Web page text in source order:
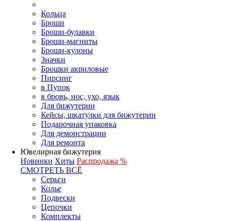
Кольца
Броши
Броши-булавки
Броши-магниты
Броши-кулоны
Значки
Брошки акриловые
Пирсинг
в Пупок
в бровь, нос, ухо, язык
Для бижутерии
Кейсы, шкатулки для бижутерии
Подарочная упаковка
Для демонстрации
Для ремонта
Ювелирная бижутерия
Новинки Хиты Распродажа %
СМОТРЕТЬ ВСЁ
Серьги
Колье
Подвески
Цепочки
Комплекты